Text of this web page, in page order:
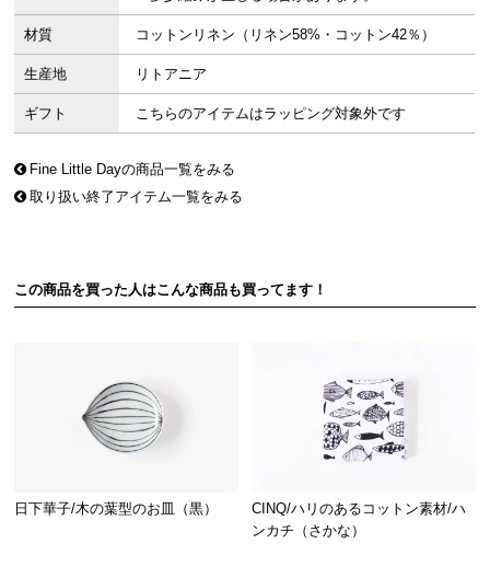
材質 コットンリネン（リネン58%・コットン42％）
生産地 リトアニア
ギフト こちらのアイテムはラッピング対象外です
Fine Little Dayの商品一覧をみる
取り扱い終了アイテム一覧をみる
この商品を買った人はこんな商品も買ってます！
日下華子/木の葉型のお皿（黒）
CINQ/ハリのあるコットン素材/ハ
ンカチ（さかな）